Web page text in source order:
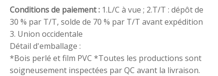
Conditions de paiement : 1.L/C à vue ; 2.T/T : dépôt de
30 % par T/T, solde de 70 % par T/T avant expédition
3. Union occidentale
Détail d'emballage :
*Bois perlé et film PVC *Toutes les productions sont
soigneusement inspectées par QC avant la livraison.